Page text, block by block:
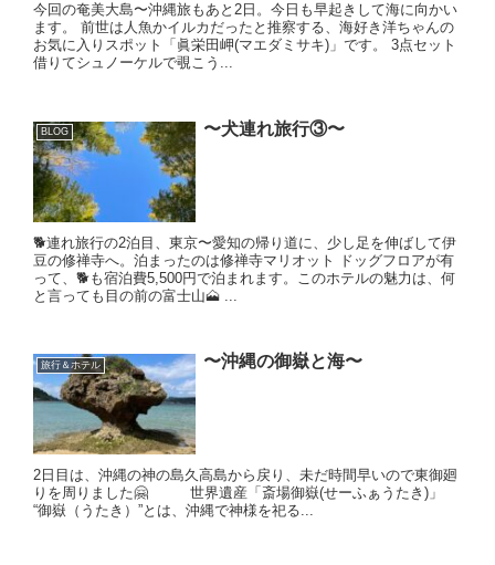
今回の奄美大島〜沖縄旅もあと2日。今日も早起きして海に向かい
ます。 前世は人魚かイルカだったと推察する、海好き洋ちゃんの
お気に入りスポット「眞栄田岬(マエダミサキ)」です。 3点セット
借りてシュノーケルで覗こう...
BLOG 〜犬連れ旅行③〜
🐕連れ旅行の2泊目、東京〜愛知の帰り道に、少し足を伸ばして伊
豆の修禅寺へ。泊まったのは修禅寺マリオット ドッグフロアが有
って、🐕も宿泊費5,500円で泊まれます。このホテルの魅力は、何
と言っても目の前の富士山🗻 ...
旅行＆ホテル 〜沖縄の御嶽と海〜
2日目は、沖縄の神の島久高島から戻り、未だ時間早いので東御廻
りを周りました🤗 世界遺産「斎場御嶽(せーふぁうたき)」
“御嶽（うたき）”とは、沖縄で神様を祀る...